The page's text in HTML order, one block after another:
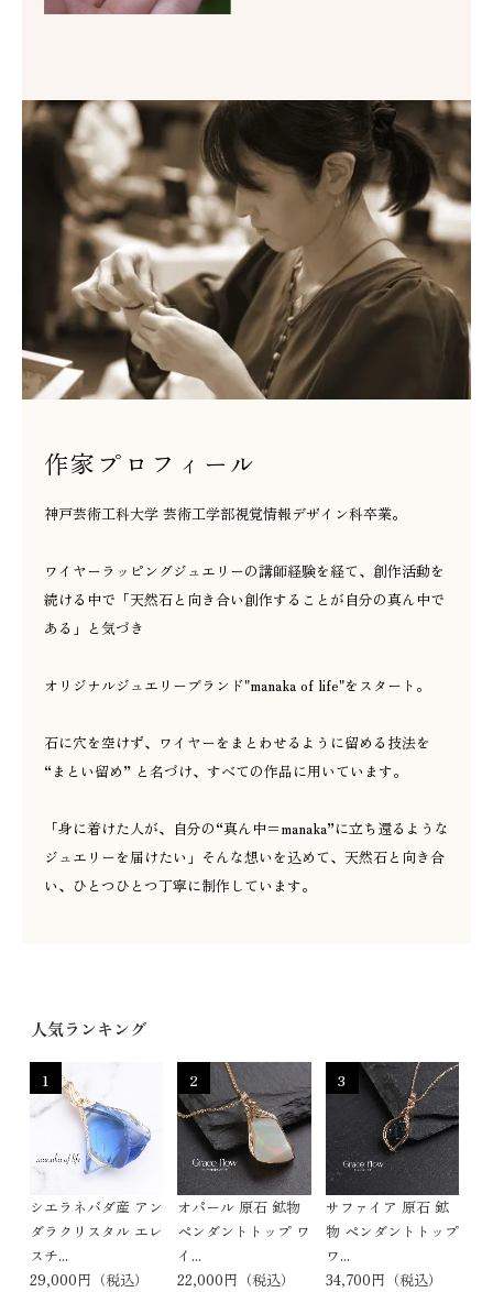
作家プロフィール
神戸芸術工科大学 芸術工学部視覚情報デザイン科卒業。
ワイヤーラッピングジュエリーの講師経験を経て、創作活動を
続ける中で「天然石と向き合い創作することが自分の真ん中で
ある」と気づき
オリジナルジュエリーブランド"manaka of life"をスタート。
石に穴を空けず、ワイヤーをまとわせるように留める技法を
“まとい留め” と名づけ、すべての作品に用いています。
「身に着けた人が、自分の“真ん中＝manaka”に立ち還るような
ジュエリーを届けたい」そんな想いを込めて、天然石と向き合
い、ひとつひとつ丁寧に制作しています。
人気ランキング
1
シエラネバダ産 アン
ダラクリスタル エレ
スチ...
29,000円（税込）
2
オパール 原石 鉱物
ペンダントトップ ワ
イ...
22,000円（税込）
3
サファイア 原石 鉱
物 ペンダントトップ
ワ...
34,700円（税込）